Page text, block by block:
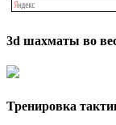
3d шахматы во
Тренировка